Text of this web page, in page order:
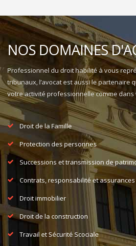
NOS DOMAINES
Professionnel du droit habilité à vous
tribunaux, l’avocat est aussi le partenaire
votre activité professionnelle comme
Droit de la Famille
Protection des personnes
Successions et transmission de
Contrats, responsabilité et assurances
Droit immobilier
Droit de la construction
Travail et Sécurité Scociale